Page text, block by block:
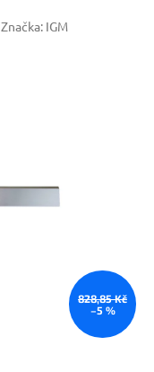
Značka: IGM
828,85 Kč
–5 %